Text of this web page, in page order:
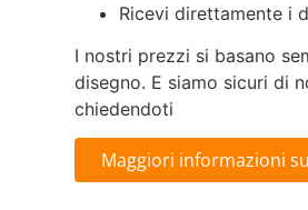
Ricevi direttamente i
I nostri prezzi si basano
disegno. E siamo sicuri di
chiedendoti
Maggiori informazioni